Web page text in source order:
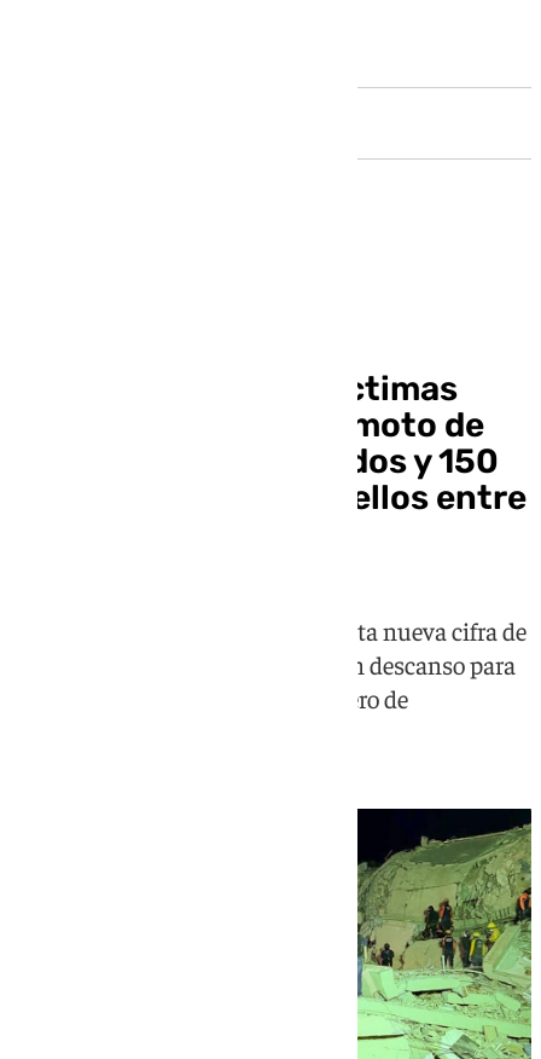
Se eleva la cifra de víctimas
españolas en el terremoto de
Venezuela: 26 fallecidos y 150
desaparecidos, 11 de ellos entre
El ministro, que ha confirmado esta nueva cifra de
víctimas, asegura que trabajan sin descanso para
intentar recuperar al mayor número de